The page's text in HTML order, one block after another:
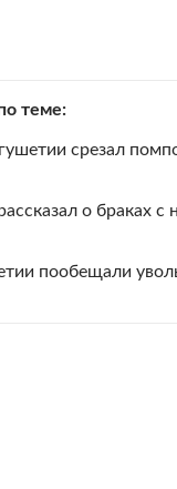
теме
срезал
о браках
пообещали